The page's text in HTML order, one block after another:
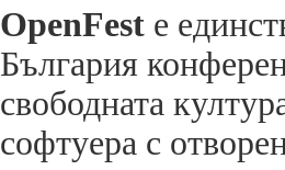
OpenFest e
България
свободната
софтуера с